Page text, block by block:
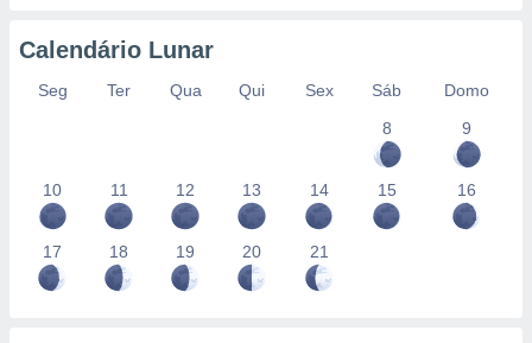
Calendário Lunar
Seg Ter Qua Qui Sex Sáb
Domo
8
9
10 11 12 13 14 15 16
17 18 19 20 21